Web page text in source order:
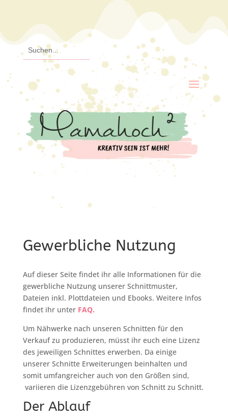
Gewerbliche Nutzung
Auf dieser Seite findet ihr alle Informationen für die
gewerbliche Nutzung unserer Schnittmuster,
Dateien inkl. Plottdateien und Ebooks. Weitere Infos
findet ihr unter FAQ.
Um Nähwerke nach unseren Schnitten für den
Verkauf zu produzieren, müsst ihr euch eine Lizenz
des jeweiligen Schnittes erwerben. Da einige
unserer Schnitte Erweiterungen beinhalten und
somit umfangreicher auch von den Größen sind,
variieren die Lizenzgebühren von Schnitt zu Schnitt.
Der Ablauf